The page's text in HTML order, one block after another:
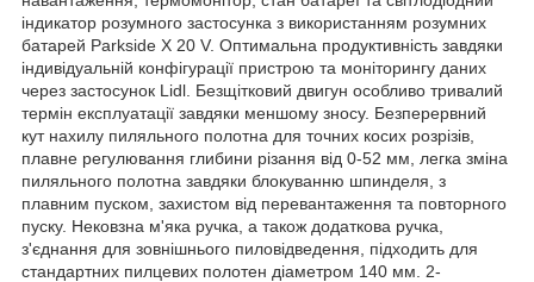
індикатор розумного застосунка з використанням розумних
батарей Parkside X 20 V. Оптимальна продуктивність завдяки
індивідуальній конфігурації пристрою та моніторингу даних
через застосунок Lidl. Безщітковий двигун особливо тривалий
термін експлуатації завдяки меншому зносу. Безперервний
кут нахилу пиляльного полотна для точних косих розрізів,
плавне регулювання глибини різання від 0-52 мм, легка зміна
пиляльного полотна завдяки блокуванню шпинделя, з
плавним пуском, захистом від перевантаження та повторного
пуску. Нековзна м'яка ручка, а також додаткова ручка,
з'єднання для зовнішнього пиловідведення, підходить для
стандартних пилцевих полотен діаметром 140 мм. 2-